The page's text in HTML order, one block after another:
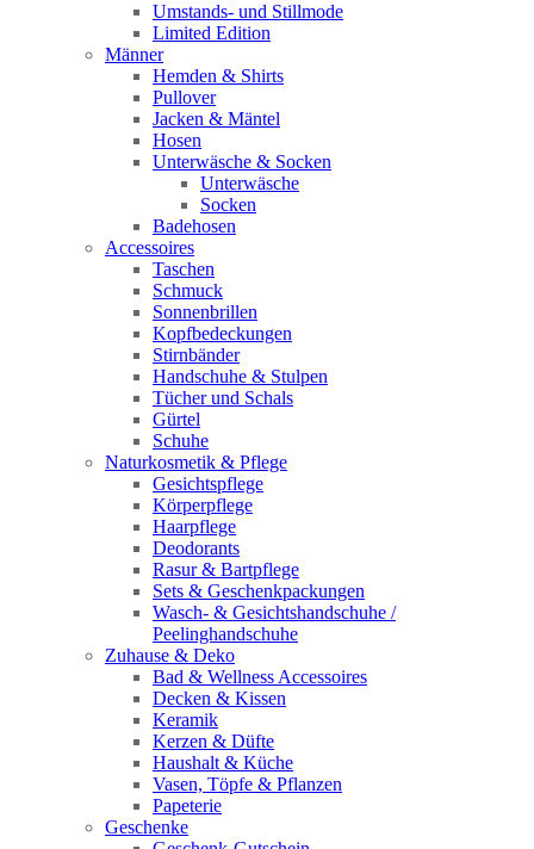
Umstands- und Stillmode
Limited Edition
Männer
Hemden & Shirts
Pullover
Jacken & Mäntel
Hosen
Unterwäsche & Socken
Unterwäsche
Socken
Badehosen
Accessoires
Taschen
Schmuck
Sonnenbrillen
Kopfbedeckungen
Stirnbänder
Handschuhe & Stulpen
Tücher und Schals
Gürtel
Schuhe
Naturkosmetik & Pflege
Gesichtspflege
Körperpflege
Haarpflege
Deodorants
Rasur & Bartpflege
Sets & Geschenkpackungen
Wasch‑ & Gesichtshandschuhe /
Peelinghandschuhe
Zuhause & Deko
Bad & Wellness Accessoires
Decken & Kissen
Keramik
Kerzen & Düfte
Haushalt & Küche
Vasen, Töpfe & Pflanzen
Papeterie
Geschenke